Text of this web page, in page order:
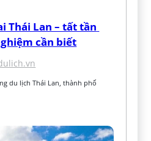
Thái Lan – tất tần
cần biết
du lịch Thái Lan, thành phố